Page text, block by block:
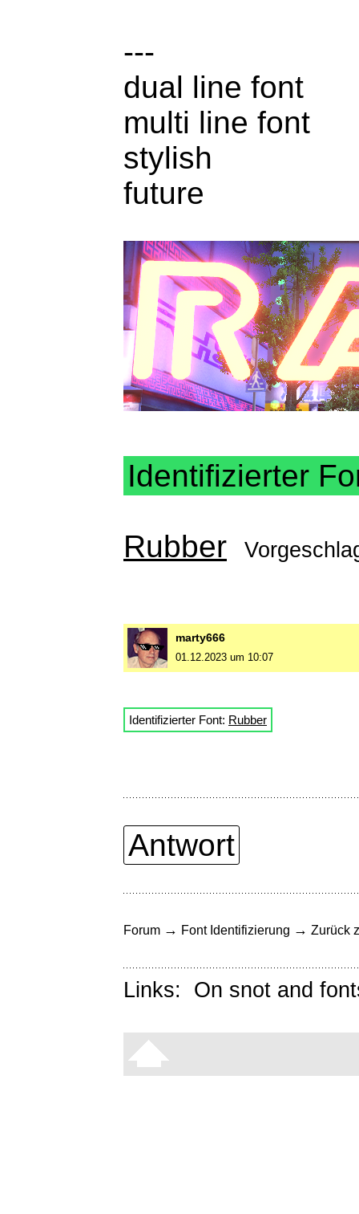
---
dual line font
multi line font
stylish
future
Identifizierter
Rubber
marty666
01.12.2023 um 10:07
Identifizierter Font: Rubber
Antwort
Forum → Font Identifizierung → Zurück
Links: On snot and